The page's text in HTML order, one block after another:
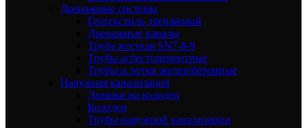
Дренажные системы
Геотекстиль дренажный
Дренажные каналы
Труба жесткая SN7-8-9
Трубы асбестоцементные
Трубы и лотки железобетонные
Наружная канализация
Домики на колодец
Колодец
Трубы наружной канализации